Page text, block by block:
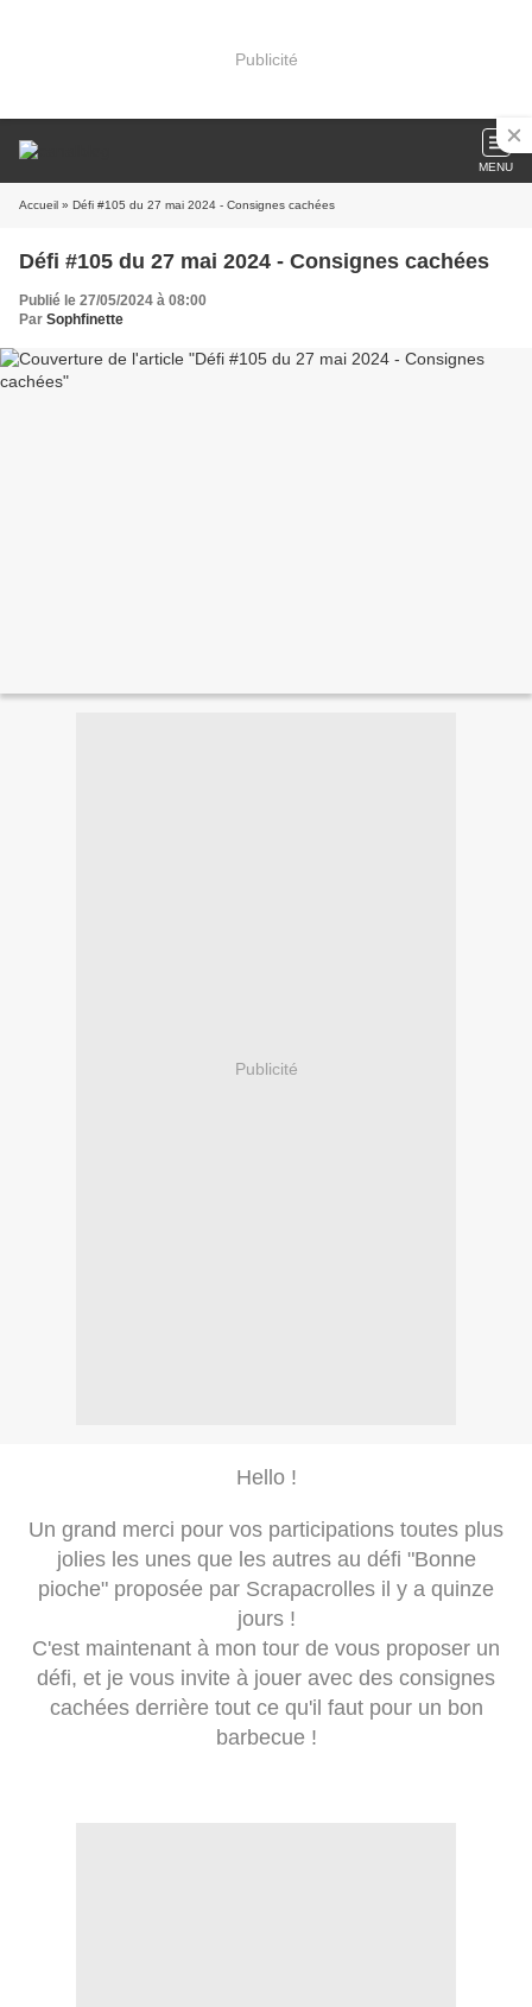
Publicité
MENU
Accueil » Défi #105 du 27 mai 2024 - Consignes cachées
Défi #105 du 27 mai 2024 - Consignes cachées
Publié le 27/05/2024 à 08:00
Par Sophfinette
Publicité
Hello !
Un grand merci pour vos participations toutes plus
jolies les unes que les autres au défi "Bonne
pioche" proposée par Scrapacrolles il y a quinze
jours !
C'est maintenant à mon tour de vous proposer un
défi, et je vous invite à jouer avec des consignes
cachées derrière tout ce qu'il faut pour un bon
barbecue !